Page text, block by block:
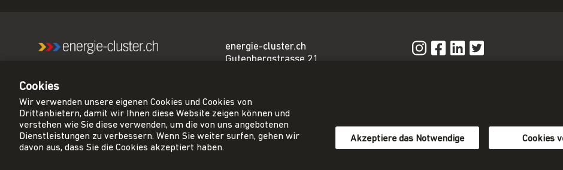
Netzwerk für eine CO₂-
neutrale Schweiz.
energie-cluster.ch
Gutenbergstrasse 21
sekretariat@energie-
cluster.ch
+41 31 381 24 80
Cookies
Wir verwenden unsere eigenen Cookies und Cookies von
Drittanbietern, damit wir Ihnen diese Website zeigen können und
verstehen wie Sie diese verwenden, um die von uns angebotenen
Dienstleistungen zu verbessern. Wenn Sie weiter surfen, gehen wir
davon aus, dass Sie die Cookies akzeptiert haben.
Akzeptiere das Notwendige Cookies